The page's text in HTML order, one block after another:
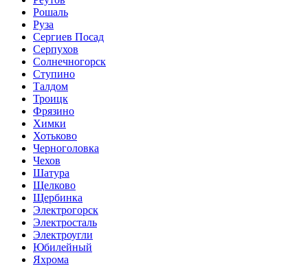
Рошаль
Руза
Сергиев Посад
Серпухов
Солнечногорск
Ступино
Талдом
Троицк
Фрязино
Химки
Хотьково
Черноголовка
Чехов
Шатура
Щелково
Щербинка
Электрогорск
Электросталь
Электроугли
Юбилейный
Яхрома